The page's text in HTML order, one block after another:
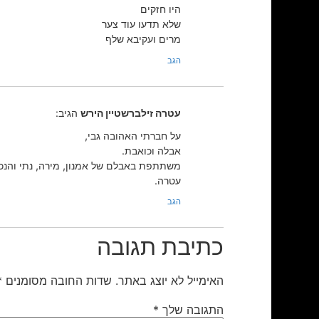
היו חזקים
שלא תדעו עוד צער
מרים ועקיבא שלף
הגב
עטרה זילברשטיין הירש הגיב:
על חברתי האהובה גבי,
אבלה וכואבת.
משתתפת באבלם של אמנון, מירה, נתי
עטרה.
הגב
כתיבת תגובה
האימייל לא יוצג באתר. שדות החובה מסומנים
התגובה שלך *